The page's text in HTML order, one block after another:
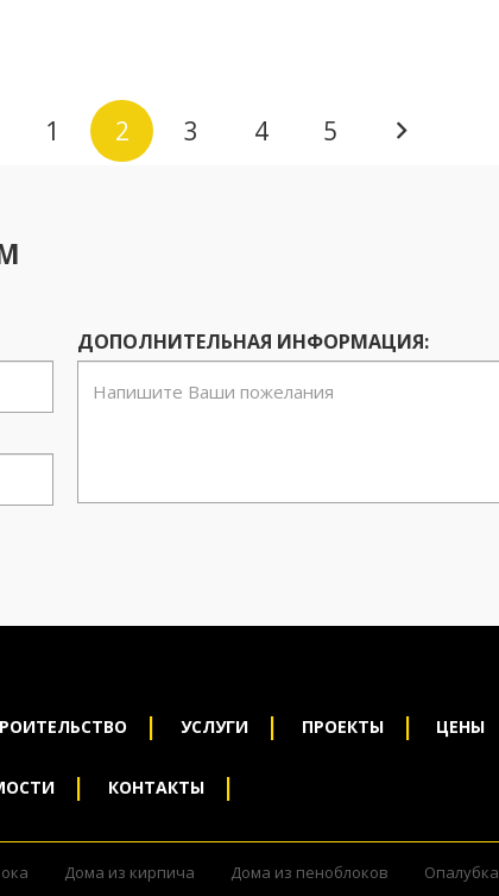
1 2 3 4 5
ДОПОЛНИТЕЛЬНАЯ ИНФОРМАЦИЯ:
УСЛУГИ ПРОЕКТЫ ЦЕНЫ
КОНТАКТЫ
Дома из кирпича Дома из пеноблоков
Опалубка